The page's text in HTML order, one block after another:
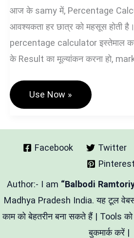
आज के samy में, Percentage
आवश्यकता हर छात्र को महसूस होती
percentage calculator इस्तेमाल
के Result का मूल्यांकन करना हो,
Board
Marks
Grade
–
मार्क्स
Use Now »
Facebook Twitter
Pinterest
Author:- I am “Balbodi
Madhya Pradesh India. यह टूल
काम को बेहतरीन बना सकते हैं | Tools
बुकमार्क करें |